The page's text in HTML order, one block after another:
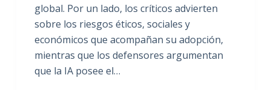
global. Por un lado, los críticos advierten
sobre los riesgos éticos, sociales y
económicos que acompañan su adopción,
mientras que los defensores argumentan
que la IA posee el…